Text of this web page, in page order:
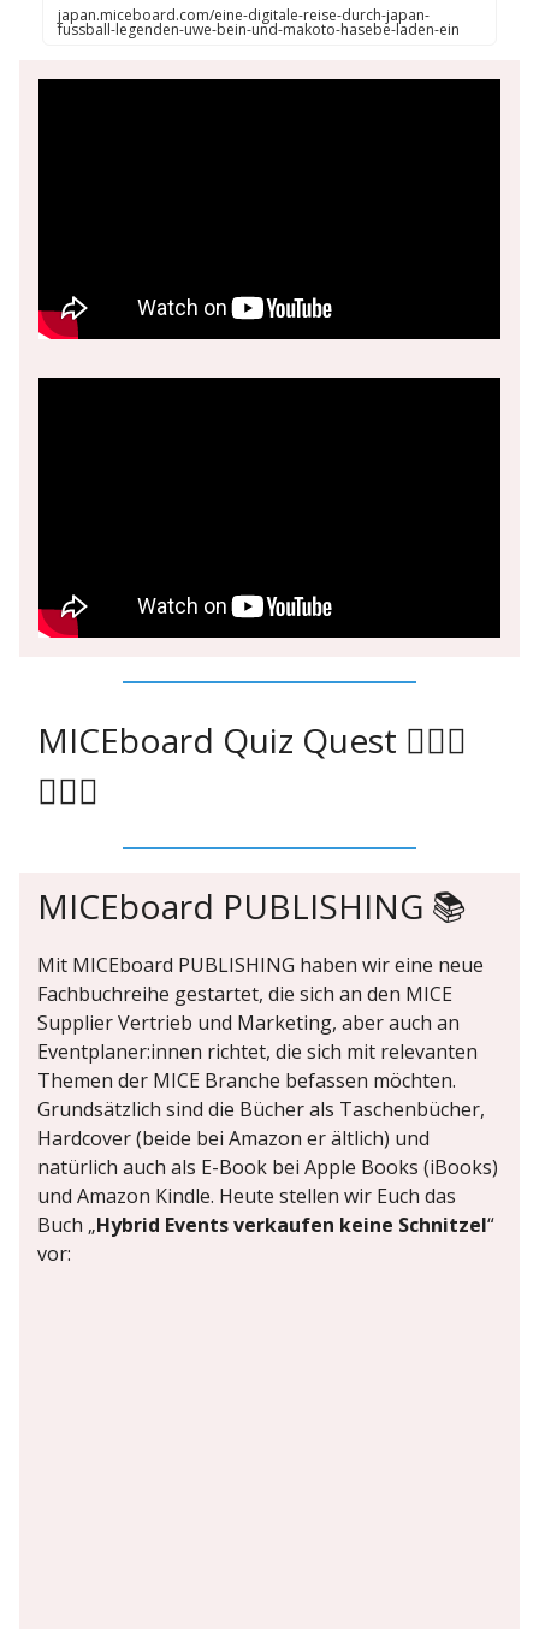
japan.miceboard.com/eine-digitale-reise-durch-japan-
fussball-legenden-uwe-bein-und-makoto-hasebe-laden-ein
MICEboard Quiz Quest 🙇🏻‍♂️
🙇🏼‍♀️
MICEboard PUBLISHING 📚
Mit MICEboard PUBLISHING haben wir eine neue
Fachbuchreihe gestartet, die sich an den MICE
Supplier Vertrieb und Marketing, aber auch an
Eventplaner:innen richtet, die sich mit relevanten
Themen der MICE Branche befassen möchten.
Grundsätzlich sind die Bücher als Taschenbücher,
Hardcover (beide bei Amazon er ältlich) und
natürlich auch als E-Book bei Apple Books (iBooks)
und Amazon Kindle. Heute stellen wir Euch das
Buch „Hybrid Events verkaufen keine Schnitzel“
vor: